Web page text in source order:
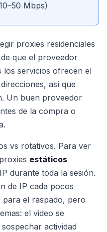
Mbps)
proxies residenciales
que el proveedor
los servicios ofrecen el
así que
Un buen proveedor
de la compra o
vs rotativos. Para ver
estáticos
durante toda la sesión.
de IP cada pocos
el raspado, pero
el video se
actividad